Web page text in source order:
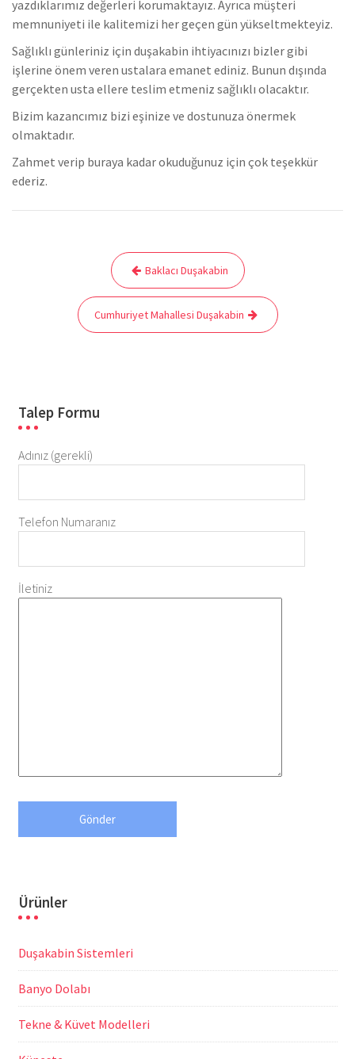
yazdıklarımız değerleri korumaktayız. Ayrıca müşteri
memnuniyeti ile kalitemizi her geçen gün yükseltmekteyiz.
Sağlıklı günleriniz için duşakabin ihtiyacınızı bizler gibi
işlerine önem veren ustalara emanet ediniz. Bunun dışında
gerçekten usta ellere teslim etmeniz sağlıklı olacaktır.
Bizim kazancımız bizi eşinize ve dostunuza önermek
olmaktadır.
Zahmet verip buraya kadar okuduğunuz için çok teşekkür
ederiz.
Baklacı Duşakabin
Cumhuriyet Mahallesi Duşakabin
Talep Formu
Adınız (gerekli)
Telefon Numaranız
İletiniz
Ürünler
Duşakabin Sistemleri
Banyo Dolabı
Tekne & Küvet Modelleri